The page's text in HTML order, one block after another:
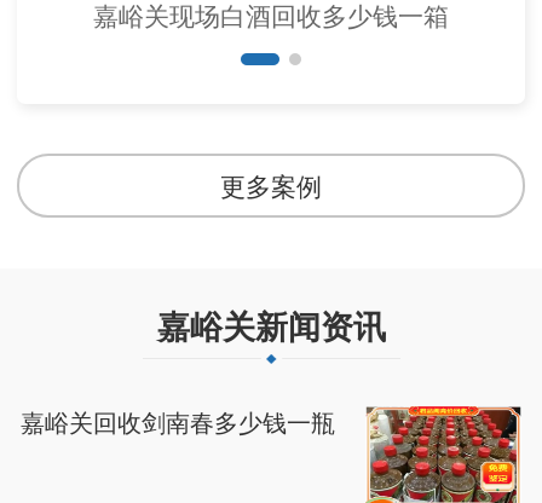
嘉峪关现场白酒回收多少钱一箱
更多案例
嘉峪关新闻资讯
嘉峪关回收剑南春多少钱一瓶